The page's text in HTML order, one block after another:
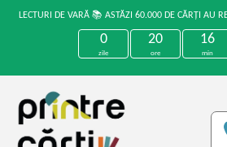
LECTURI DE VARĂ 📚 ASTĂZI 60.000 DE CĂRȚI AU
0
zile
20
ore
16
min